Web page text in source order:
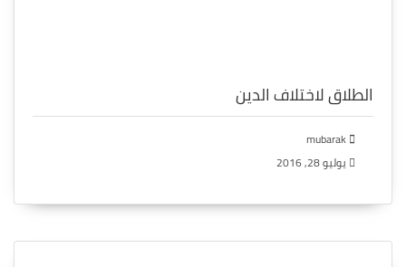
الطلاق لاختلاف الدين
يوليو 28, 2016